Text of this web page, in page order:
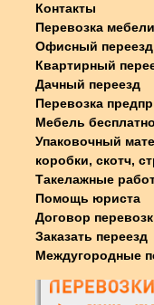
Контакты
Перевозка мебели
Офисный переезд
Квартирный
Дачный переезд
Перевозка
Мебель бесплатно
Упаковочный
коробки, скотч,
Такелажные
Помощь юриста
Договор
Заказать переезд
Междугородные